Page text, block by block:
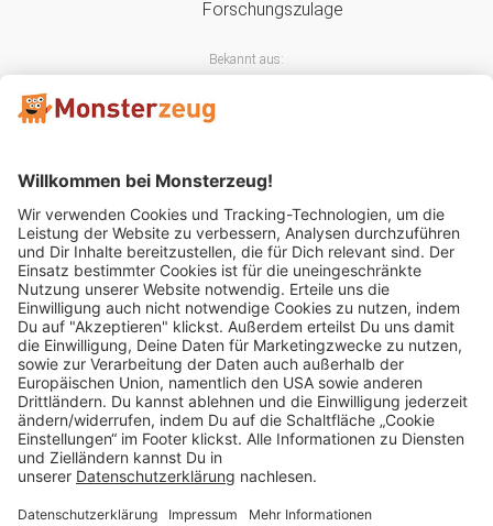
Bekannt aus:
Mitglied im:
Impressum AGB Widerrufsbelehrung